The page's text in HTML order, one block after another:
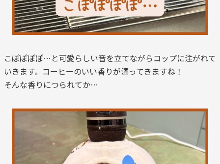
こぽぽぽぽ…と可愛らしい音を立てながらコップに注がれて
いきます。コーヒーのいい香りが漂ってきますね！
そんな香りにつられてか…